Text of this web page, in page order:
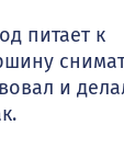
питает к
и